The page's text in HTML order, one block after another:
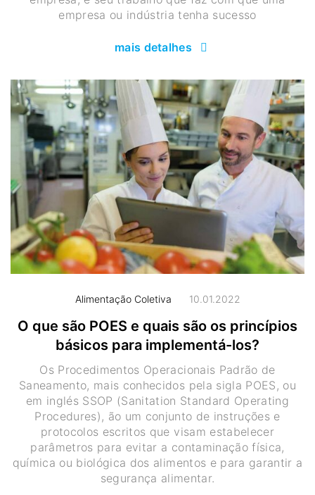
empresa ou indústria tenha sucesso
mais detalhes
Alimentação Coletiva 10.01.2022
O que são POES e quais são os princípios
básicos para implementá-los?
Os Procedimentos Operacionais Padrão de
Saneamento, mais conhecidos pela sigla POES, ou
em inglés SSOP (Sanitation Standard Operating
Procedures), ão um conjunto de instruções e
protocolos escritos que visam estabelecer
parâmetros para evitar a contaminação física,
química ou biológica dos alimentos e para garantir a
segurança alimentar.